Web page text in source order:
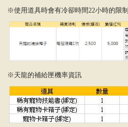
※使用道具時會有冷卻時間22小時的限制
※天龍的補給匣機率資訊